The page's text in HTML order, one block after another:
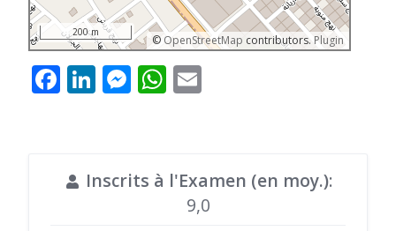
© OpenStreetMap contributors. Plugin
200 m
Facebook
LinkedIn
Messenger
WhatsApp
Inscrits à l'Examen (en moy.):
9,0